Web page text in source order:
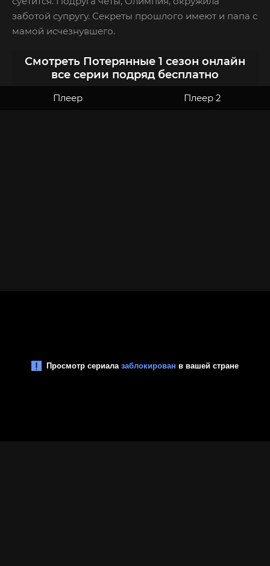
заботой супругу. Секреты прошлого имеют и папа с
мамой исчезнувшего.
Смотреть Потерянные 1 сезон онлайн
все серии подряд бесплатно
Плеер Плеер 2